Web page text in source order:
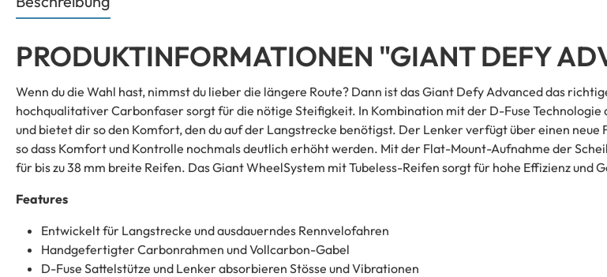
PRODUKTINFORMATIONEN "GIANT DEFY
Wenn du die Wahl hast, nimmst du lieber die längere Route? Dann ist das Giant Defy Advanced das
hochqualitativer Carbonfaser sorgt für die nötige Steifigkeit. In Kombination mit der D-Fuse Technologie
und bietet dir so den Komfort, den du auf der Langstrecke benötigst. Der Lenker verfügt über einen
so dass Komfort und Kontrolle nochmals deutlich erhöht werden. Mit der Flat-Mount-Aufnahme der
für bis zu 38 mm breite Reifen. Das Giant WheelSystem mit Tubeless-Reifen sorgt für hohe Effizienz und
Features
Entwickelt für Langstrecke und ausdauerndes Rennvelofahren
Handgefertigter Carbonrahmen und Vollcarbon-Gabel
D-Fuse Sattelstütze und Lenker absorbieren Stösse und Vibrationen